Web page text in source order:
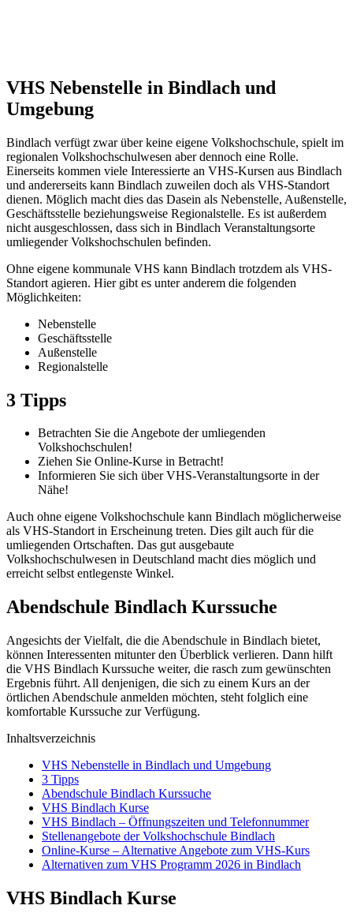
VHS Nebenstelle in Bindlach und
Umgebung
Bindlach verfügt zwar über keine eigene Volkshochschule, spielt im
regionalen Volkshochschulwesen aber dennoch eine Rolle.
Einerseits kommen viele Interessierte an VHS-Kursen aus Bindlach
und andererseits kann Bindlach zuweilen doch als VHS-Standort
dienen. Möglich macht dies das Dasein als Nebenstelle, Außenstelle,
Geschäftsstelle beziehungsweise Regionalstelle. Es ist außerdem
nicht ausgeschlossen, dass sich in Bindlach Veranstaltungsorte
umliegender Volkshochschulen befinden.
Ohne eigene kommunale VHS kann Bindlach trotzdem als VHS-
Standort agieren. Hier gibt es unter anderem die folgenden
Möglichkeiten:
Nebenstelle
Geschäftsstelle
Außenstelle
Regionalstelle
3 Tipps
Betrachten Sie die Angebote der umliegenden
Volkshochschulen!
Ziehen Sie Online-Kurse in Betracht!
Informieren Sie sich über VHS-Veranstaltungsorte in der
Nähe!
Auch ohne eigene Volkshochschule kann Bindlach möglicherweise
als VHS-Standort in Erscheinung treten. Dies gilt auch für die
umliegenden Ortschaften. Das gut ausgebaute
Volkshochschulwesen in Deutschland macht dies möglich und
erreicht selbst entlegenste Winkel.
Abendschule Bindlach Kurssuche
Angesichts der Vielfalt, die die Abendschule in Bindlach bietet,
können Interessenten mitunter den Überblick verlieren. Dann hilft
die VHS Bindlach Kurssuche weiter, die rasch zum gewünschten
Ergebnis führt. All denjenigen, die sich zu einem Kurs an der
örtlichen Abendschule anmelden möchten, steht folglich eine
komfortable Kurssuche zur Verfügung.
Inhaltsverzeichnis
VHS Nebenstelle in Bindlach und Umgebung
3 Tipps
Abendschule Bindlach Kurssuche
VHS Bindlach Kurse
VHS Bindlach – Öffnungszeiten und Telefonnummer
Stellenangebote der Volkshochschule Bindlach
Online-Kurse – Alternative Angebote zum VHS-Kurs
Alternativen zum VHS Programm 2026 in Bindlach
VHS Bindlach Kurse